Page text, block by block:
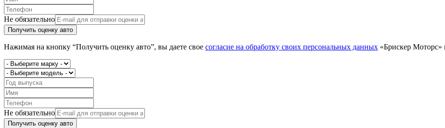
Не обязательно
Получить оценку авто
Нажимая на кнопку “Получить оценку авто”, вы даете свое согласие на обработку своих персональных данных «Брискер Моторс»
Не обязательно
Получить оценку авто